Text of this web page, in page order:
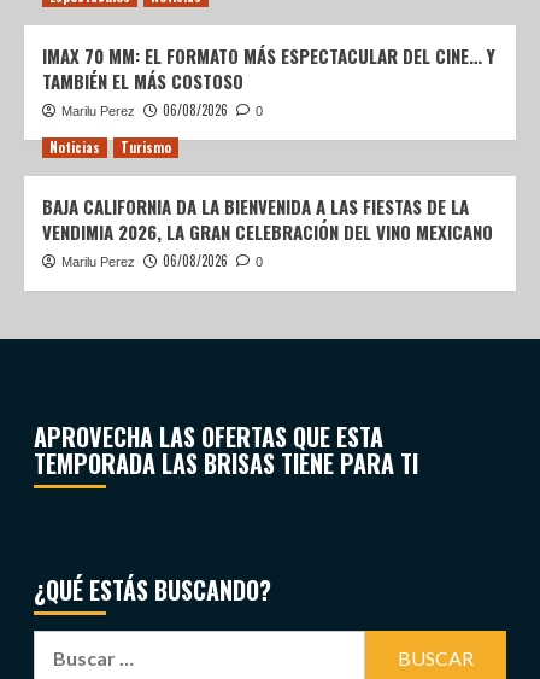
IMAX 70 MM: EL FORMATO MÁS ESPECTACULAR DEL CINE… Y
TAMBIÉN EL MÁS COSTOSO
Marilu Perez 06/08/2026 0
Noticias Turismo
BAJA CALIFORNIA DA LA BIENVENIDA A LAS FIESTAS DE LA
VENDIMIA 2026, LA GRAN CELEBRACIÓN DEL VINO MEXICANO
Marilu Perez 06/08/2026 0
APROVECHA LAS OFERTAS QUE ESTA
TEMPORADA LAS BRISAS TIENE PARA TI
¿QUÉ ESTÁS BUSCANDO?